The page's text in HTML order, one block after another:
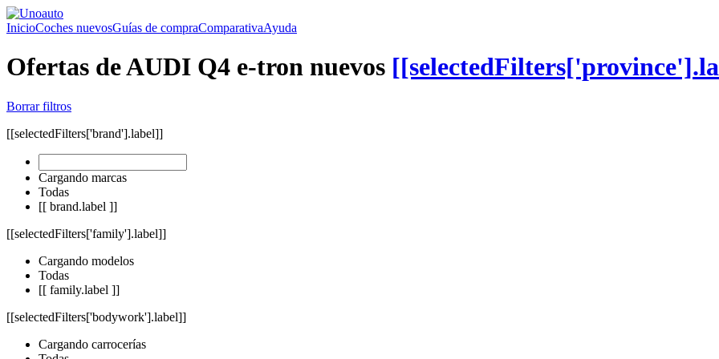
InicioCoches nuevosGuías de compraComparativaAyuda
Ofertas de AUDI Q4 e-tron nuevos
Borrar filtros
[[selectedFilters['brand'].label]]
Cargando marcas
Todas
[[ brand.label ]]
[[selectedFilters['family'].label]]
Cargando modelos
Todas
[[ family.label ]]
[[selectedFilters['bodywork'].label]]
Cargando carrocerías